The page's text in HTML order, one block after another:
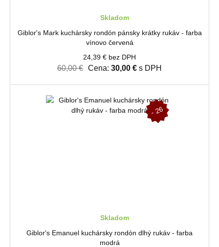
Skladom
Giblor's Mark kuchársky rondón pánsky krátky rukáv - farba
vínovo červená
24,39 € bez DPH
60,00 € Cena: 30,00 € s DPH
-
2
6
Skladom
Giblor's Emanuel kuchársky rondón dlhý rukáv - farba
modrá